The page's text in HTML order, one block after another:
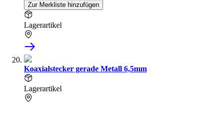
Zur Merkliste hinzufügen
Lagerartikel
Koaxialstecker gerade Metall 6,5mm
Lagerartikel